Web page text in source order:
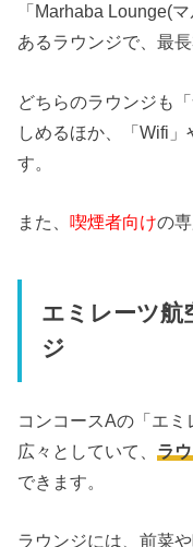
「Marhaba Lounge(
あるラウンジで、最
どちらのラウンジも
しめるほか、「Wifi
す。
また、喫煙者向けの
エミレーツ航
ジ
コンコースAの「エ
広々としていて、ラ
できます。
ラウンジには、前菜